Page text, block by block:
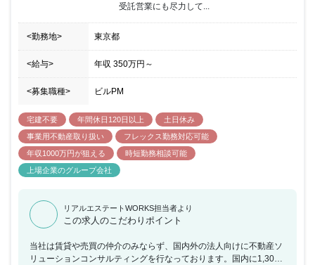
受託営業にも尽力して...
<勤務地> 東京都
<給与> 年収 350万円 ～
<募集職種> ビルPM
宅建不要 年間休日120日以上
土日休み
事業用不動産取り扱い
フレックス勤務対応可能
年収1000万円が狙える
時短勤務相談可能
上場企業のグループ会社
リアルエステートWORKS担当者より
この求人のこだわりポイント
当社は賃貸や売買の仲介のみならず、国内外の法人向けに不動産ソ
リューションコンサルティングを行なっております。国内に1,300